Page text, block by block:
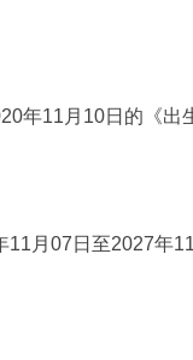
年11月10日的《出
月07日至2027年